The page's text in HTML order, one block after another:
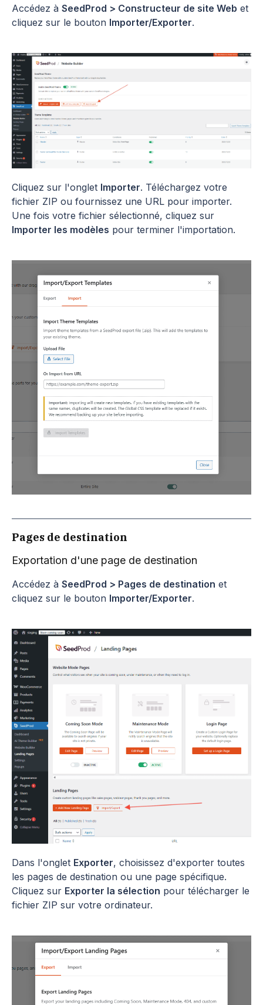
Accédez à SeedProd > Constructeur de site Web et
cliquez sur le bouton Importer/Exporter.
Cliquez sur l'onglet Importer. Téléchargez votre
fichier ZIP ou fournissez une URL pour importer.
Une fois votre fichier sélectionné, cliquez sur
Importer les modèles pour terminer l'importation.
Pages de destination
Exportation d'une page de destination
Accédez à SeedProd > Pages de destination et
cliquez sur le bouton Importer/Exporter.
Dans l'onglet Exporter, choisissez d'exporter toutes
les pages de destination ou une page spécifique.
Cliquez sur Exporter la sélection pour télécharger le
fichier ZIP sur votre ordinateur.